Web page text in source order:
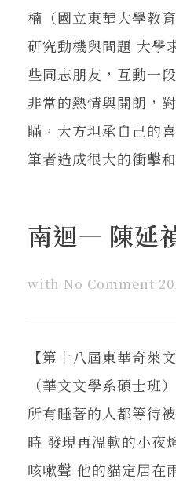
楠（國立東華大學教
研究動機與問題 大學
些同志朋友，互動一
非常的熱情與開朗，
瞞，大方坦承自己的
筆者造成很大的衝擊
南迴— 陳延
with No Comment
【第十八屆東華奇萊
（華文文學系碩士班
所有睡著的人都等待
時 發現再溫軟的小夜
咳嗽聲 他的貓定居在